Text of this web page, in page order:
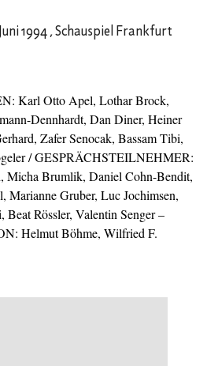
1994,Schauspiel Frankfurt
Karl Otto Apel, Lothar Brock,
Dennhardt, Dan Diner, Heiner
Zafer Senocak, Bassam Tibi,
/ GESPRÄCHSTEILNEHMER:
Micha Brumlik, Daniel Cohn-Bendit,
Marianne Gruber, Luc Jochimsen,
Beat Rössler, Valentin Senger –
Helmut Böhme, Wilfried F.